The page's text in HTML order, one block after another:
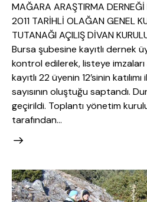
MAĞARA ARAŞTIRMA
2011 TARİHLİ OLAĞAN GENEL
TUTANAĞI AÇILIŞ DİVAN
Bursa şubesine kayıtlı dernek
kontrol edilerek, listeye imzaları
kayıtlı 22 üyenin 12’sinin
sayısının oluştuğu saptandı.
geçirildi. Toplantı yönetim
tarafından…